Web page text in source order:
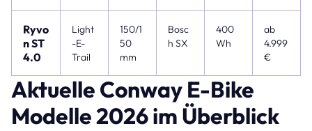
Ryvo
n ST
4.0
Light
-E-
Trail
150/1
50
mm
Bosc
h SX
400
Wh
ab
4.999
€
Aktuelle Conway E-Bike
Modelle 2026 im Überblick